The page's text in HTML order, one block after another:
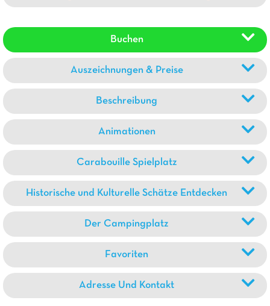
Buchen
Auszeichnungen & Preise
Beschreibung
Animationen
Carabouille Spielplatz
Historische und Kulturelle Schätze Entdecken
Der Campingplatz
Favoriten
Adresse Und Kontakt